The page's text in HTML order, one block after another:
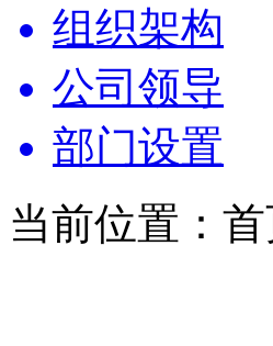
组织架构
公司领导
部门设置
当前位置：